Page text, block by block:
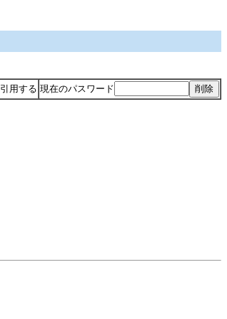
引用する 現在のパスワード